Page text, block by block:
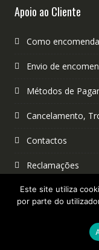
Apoio ao Cliente
Como
Envio de
Métodos de
Cancelamento,
Contactos
Reclamações
Política de
Este site utiliza
por parte do